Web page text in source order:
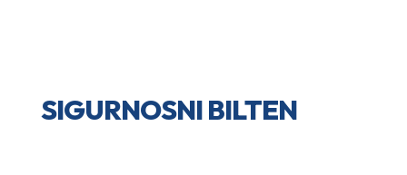
SIGURNOSNI BILTEN